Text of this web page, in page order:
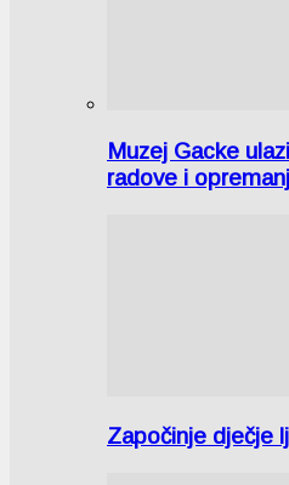
Muzej Gacke
radove i
Započinje dječje